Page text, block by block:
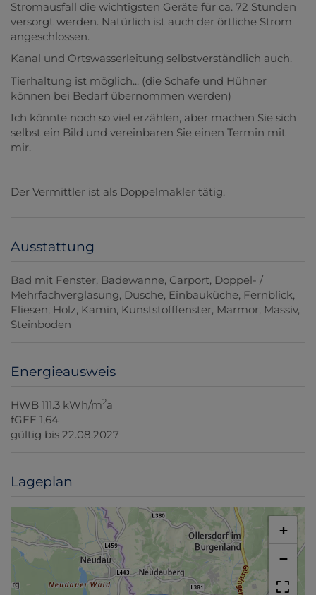
Stromausfall die wichtigsten Geräte für ca. 72 Stunden
versorgt werden. Natürlich ist auch der örtliche Strom
angeschlossen.
Kanal und Ortswasserleitung selbstverständlich auch.
Tierhaltung ist möglich... (die Schafe und Hühner
können bei Bedarf übernommen werden)
Ich könnte noch so viel erzählen, aber machen Sie sich
selbst ein Bild und vereinbaren Sie einen Termin mit
mir.
Der Vermittler ist als Doppelmakler tätig.
Ausstattung
Bad mit Fenster Badewanne Carport Doppel- /
Mehrfachverglasung Dusche Einbauküche Fernblick
Fliesen Holz Kamin Kunststofffenster Marmor Massiv
Steinboden
Energieausweis
HWB 111.3 kWh/m2a
fGEE 1,64
gültig bis 22.08.2027
Lageplan
+
−